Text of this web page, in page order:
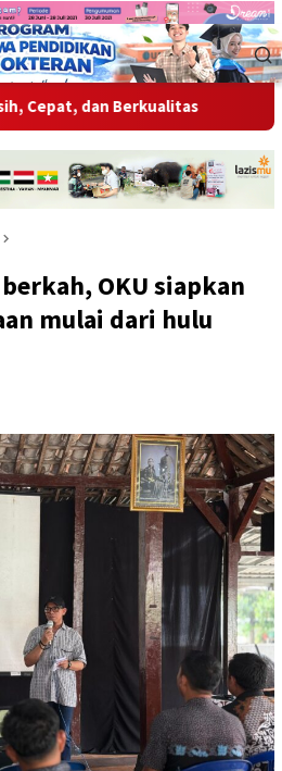
Wabup OKU Ajak
OKU siapkan
mulai dari hulu